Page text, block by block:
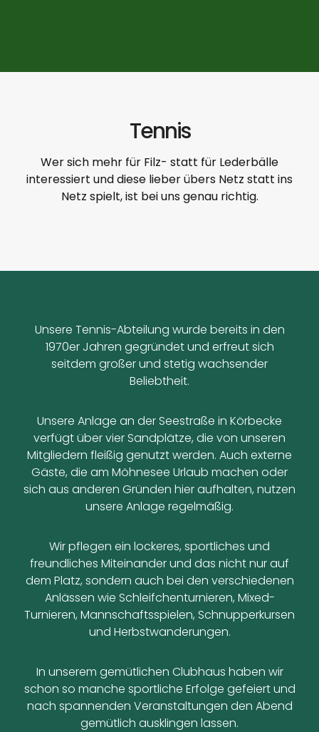
Tennis
Wer sich mehr für Filz- statt für Lederbälle
interessiert und diese lieber übers Netz statt ins
Netz spielt, ist bei uns genau richtig.
Unsere Tennis-Abteilung wurde bereits in den
1970er Jahren gegründet und erfreut sich
seitdem großer und stetig wachsender
Beliebtheit.
Unsere Anlage an der Seestraße in Körbecke
verfügt über vier Sandplätze, die von unseren
Mitgliedern fleißig genutzt werden. Auch externe
Gäste, die am Möhnesee Urlaub machen oder
sich aus anderen Gründen hier aufhalten, nutzen
unsere Anlage regelmäßig.
Wir pflegen ein lockeres, sportliches und
freundliches Miteinander und das nicht nur auf
dem Platz, sondern auch bei den verschiedenen
Anlässen wie Schleifchenturnieren, Mixed-
Turnieren, Mannschaftsspielen, Schnupperkursen
und Herbstwanderungen.
In unserem gemütlichen Clubhaus haben wir
schon so manche sportliche Erfolge gefeiert und
nach spannenden Veranstaltungen den Abend
gemütlich ausklingen lassen.